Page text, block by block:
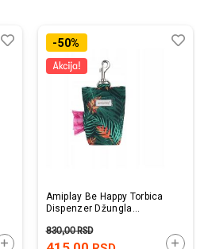
DODAJTE U KORPU
Dodaj
Uporedi-50%
Amiplay Be Happy Torbica
Dispenzer Džungla
830,00RSD